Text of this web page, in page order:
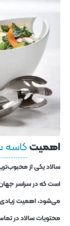
اهمیتکاسه
سالاد یکی از
است که در سراسر
می‌شود، اهمیت زیادی
محتویات سالاد در